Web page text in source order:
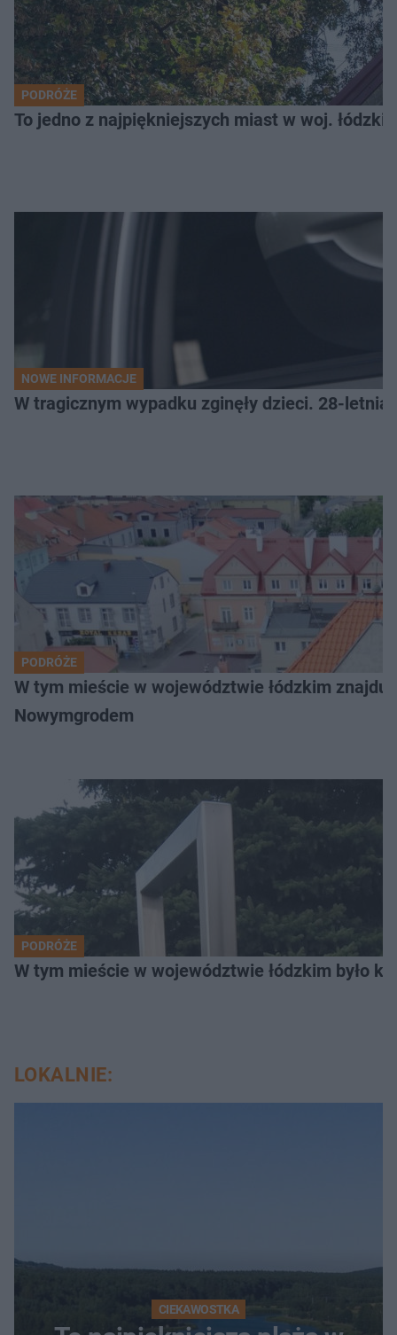
PODRÓŻE
To jedno z najpiękniejszych miast w woj.
NOWE INFORMACJE
W tragicznym wypadku zginęły dzieci. 28-
PODRÓŻE
W tym mieście w województwie łódzkim
Nowymgrodem
PODRÓŻE
W tym mieście w województwie łódzkim było
LOKALNIE:
CIEKAWOSTKA